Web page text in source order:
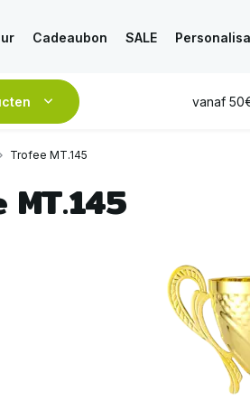
Cadeaubon SALE
50€ ALTIJD eerlijk en deskundig
Trofee MT.145